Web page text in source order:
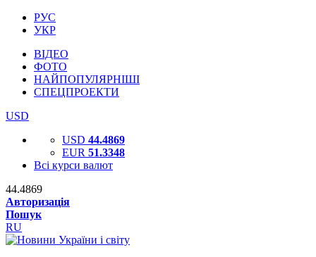
РУС
УКР
ВІДЕО
ФОТО
НАЙПОПУЛЯРНІШІ
СПЕЦПРОЕКТИ
USD
USD 44.4869
EUR 51.3348
Всі курси валют
44.4869
Авторизація
Пошук
RU